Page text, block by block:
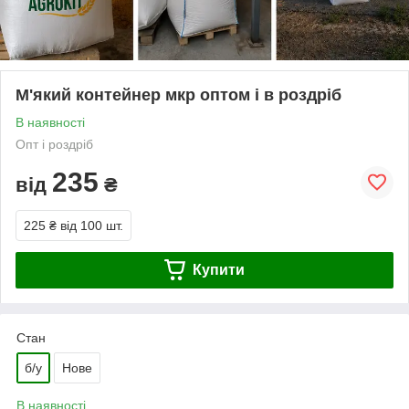
М'який контейнер мкр оптом і в роздріб
В наявності
Опт і роздріб
від 235 ₴
225 ₴ від 100 шт.
Купити
Стан
б/у Нове
В наявності